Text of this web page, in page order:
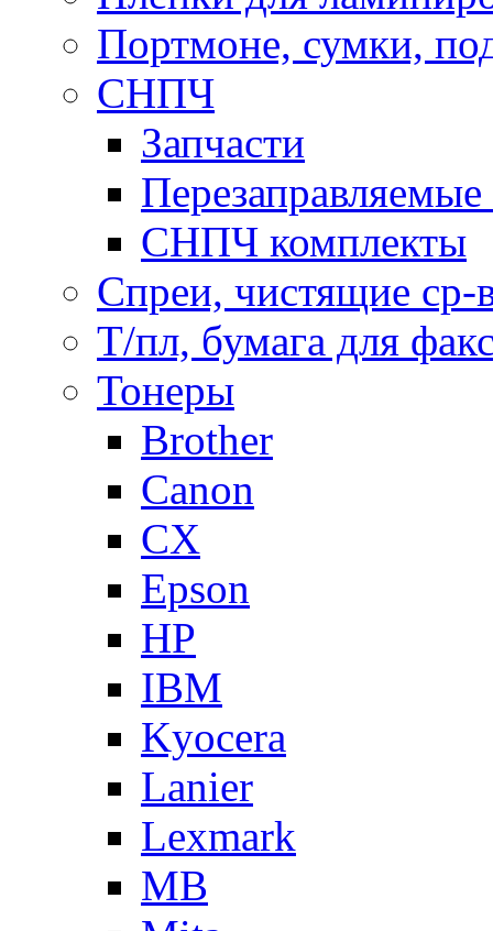
Портмоне, сумки,
СНПЧ
Запчасти
Перезаправляемые
СНПЧ комплекты
Спреи, чистящие ср-
Т/пл, бумага для
Тонеры
Brother
Canon
CX
Epson
HP
IBM
Kyocera
Lanier
Lexmark
MB